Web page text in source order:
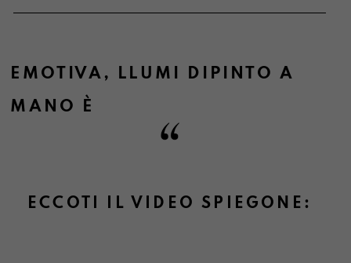
Informazioni sulla consegna
EMOTIVA ,
LLUMI DIPINTO A
MANO
È
ECCOTI IL VIDEO SPIEGONE: